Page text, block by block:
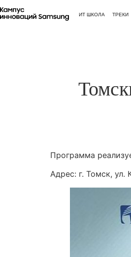
ИТ ШКОЛА ТРЕКИ
Программа
Адрес: г. Томск, ул.